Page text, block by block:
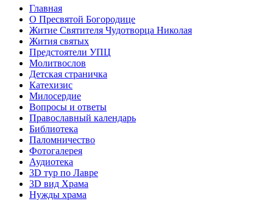
Главная
О Пресвятой Богородице
Житие Святителя Чудотворца Николая
Жития святых
Предстоятели УПЦ
Молитвослов
Детская страничка
Катехизис
Милосердие
Вопросы и ответы
Православный календарь
Библиотека
Паломничество
Фотогалерея
Аудиотека
3D тур по Лавре
3D вид Храма
Нужды храма